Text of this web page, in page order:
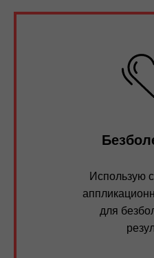
Использую
для